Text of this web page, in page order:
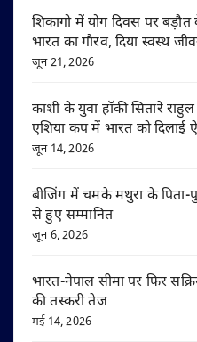
शिकागो में योग दिवस पर
भारत का गौरव, दिया स्वस्थ
जून 21, 2026
काशी के युवा हॉकी सितारे
एशिया कप में भारत को दिलाई
जून 14, 2026
बीजिंग में चमके मथुरा के पिता-
से हुए सम्मानित
जून 6, 2026
भारत-नेपाल सीमा पर फिर
की तस्करी तेज
मई 14, 2026